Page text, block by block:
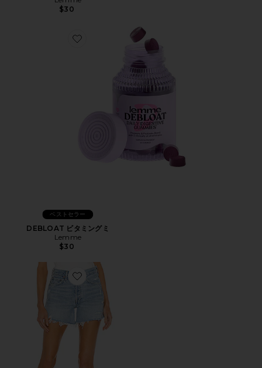
$30
Favorite DEBLOAT ビタミングミ
ベストセラー
DEBLOAT ビタミングミ
Lemme
$30
Favorite PARKER LONG ショートパンツ